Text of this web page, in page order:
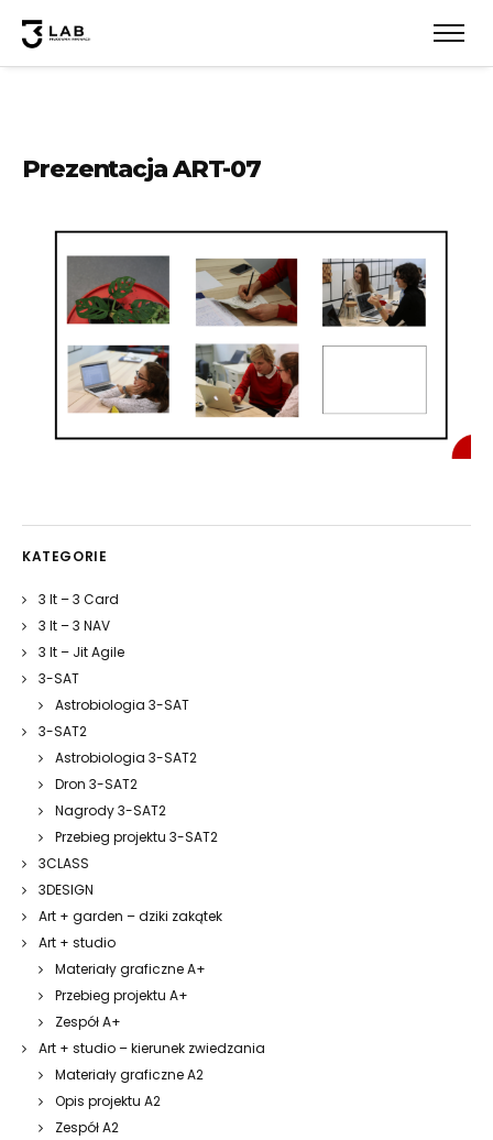
Prezentacja ART-07
KATEGORIE
3 It – 3 Card
3 It – 3 NAV
3 It – Jit Agile
3-SAT
Astrobiologia 3-SAT
3-SAT2
Astrobiologia 3-SAT2
Dron 3-SAT2
Nagrody 3-SAT2
Przebieg projektu 3-SAT2
3CLASS
3DESIGN
Art + garden – dziki zakątek
Art + studio
Materiały graficzne A+
Przebieg projektu A+
Zespół A+
Art + studio – kierunek zwiedzania
Materiały graficzne A2
Opis projektu A2
Zespół A2